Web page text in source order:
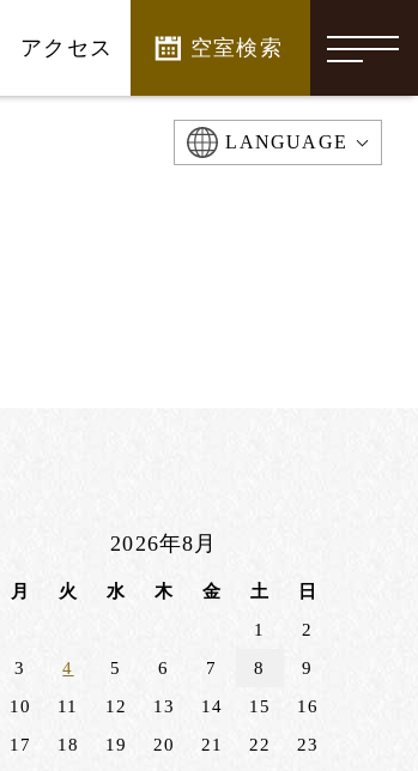
アクセス 空室検索
LANGUAGE
2026年8月
月 火 水 木 金 土
日
1
2
3
4 5 6 7 8
9
10
11 12 13 14 15
16
17
18 19 20 21 22
23